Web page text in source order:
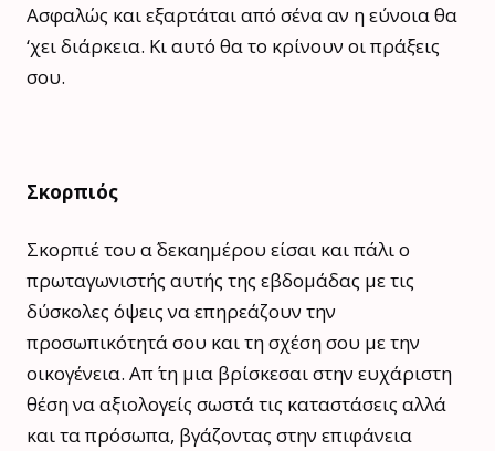
Ασφαλώς και εξαρτάται από σένα αν η εύνοια θα
‘χει διάρκεια. Κι αυτό θα το κρίνουν οι πράξεις
σου.
Σκορπιός
Σκορπιέ του α΄ δεκαημέρου είσαι και πάλι ο
πρωταγωνιστής αυτής της εβδομάδας με τις
δύσκολες όψεις να επηρεάζουν την
προσωπικότητά σου και τη σχέση σου με την
οικογένεια. Απ΄ τη μια βρίσκεσαι στην ευχάριστη
θέση να αξιολογείς σωστά τις καταστάσεις αλλά
και τα πρόσωπα, βγάζοντας στην επιφάνεια